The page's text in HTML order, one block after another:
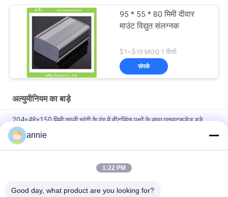
95 * 55 * 80 मिमी दीवार
माउंट विद्युत संलग्नक
$1~$10 MOQ:1 पीसी
संपर्क
अल्युमीनियम का बाड़े
204x48x150 मिमी काली चांदी के रंग में हीटसिंक पक्षों के साथ एक्सट्रूडेड बड़े
एल्यूमीनियम संलग्नक
160*46*150mm एनोडाइज्ड ब्लैक एल्यूमिनियम कूलिंग केस जिसमें फ्लैंज वॉल
annie
1:22 PM
Good day, what product are you looking for?